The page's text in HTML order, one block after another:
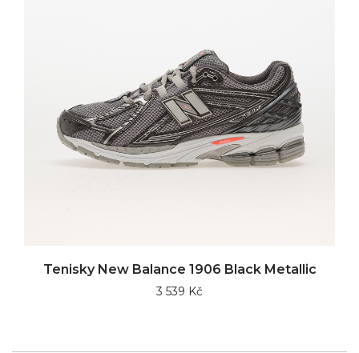
Tenisky New Balance 1906 Black Metallic
3 539 Kč